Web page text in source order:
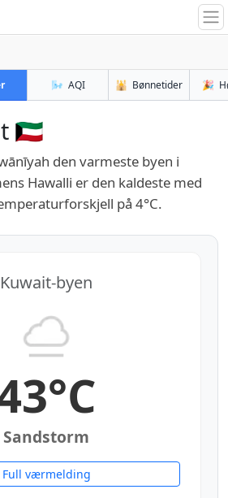
🌬️ AQI 🕌 Bønnetider 🎉
🇰🇼
den varmeste byen i
Hawalli er den kaldeste med
på 4°C.
Kuwait-byen
Sandstorm
Full værmelding